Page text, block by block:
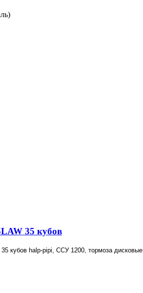
35 кубов
кубов halp-pipi, ССУ 1200, тормоза дисковые